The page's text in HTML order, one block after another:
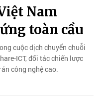
Nam
toàn cầu
cuộc dịch chuyển chuỗi
ICT, đối tác chiến lược
công nghệ cao.